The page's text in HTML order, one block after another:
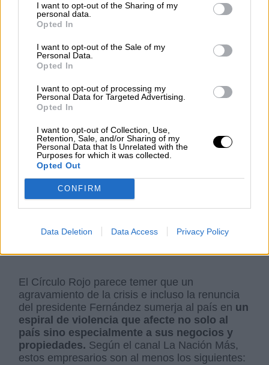
I want to opt-out of the Sharing of my
personal data.
Opted In
I want to opt-out of the Sale of my
Personal Data.
Opted In
I want to opt-out of processing my
Personal Data for Targeted Advertising.
Opted In
I want to opt-out of Collection, Use,
Retention, Sale, and/or Sharing of my
Personal Data that Is Unrelated with the
Purposes for which it was collected.
Opted Out
CONFIRM
Data Deletion Data Access Privacy Policy
Entre 2013 y 2017 fue diputado nacional cargo
al que retornó en 2019, cuando una nueva
alianza política lo llevó a incorporarse con
partido al Frente de Todos , después de haber
jurado que nunca volvería a aliarse con el
kirchnerismo y que de ser presidente
los militantes rentados deLa Cámpora.
Sergio Massa llega a la candidatura
presidencial de Unidos por la Patria, entre otras
razones por el apoyo constante de un grupo de
empresarios y banqueros conocido como
círculo rojo”. Se trata de grandes empresarios
que han incrementado su riqueza haciendo
negocios con el Estado y que cuentan con
energético, construcciones y medios de
El Círculo Rojo parece temer que un
agravamiento de la crisis e incluso la renuncia
del presidente Fernández sumerja al país en un
espiral de violencia que afecte no solo al
país sino especialmente a sus negocios y
propiedades. Según el canal La Nación Más,
estos empresarios son al menos los siguientes: